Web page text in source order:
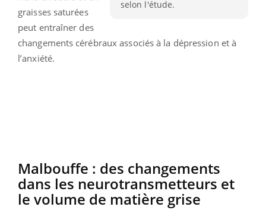
selon l'étude.
graisses saturées
peut entraîner des
changements cérébraux associés à la dépression et à
l’anxiété.
Malbouffe : des changements
dans les neurotransmetteurs et
le volume de matière grise